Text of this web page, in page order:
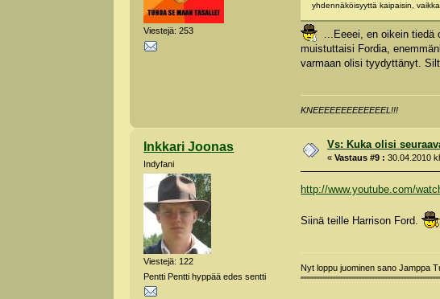
Viestejä: 253
yhdennäköisyyttä kaipaisin,
...Eeeei, en oikein tiedä
muistuttaisi Fordia,
varmaan olisi tyydyttänyt.
KNEEEEEEEEEEEEEL!!!
Inkkari Joonas
Indyfani
Viestejä: 122
Pentti Pentti hyppää edes sentti
Vs: Kuka olisi
« Vastaus #9 : 30.04.2010
http://www.youtube.com/
Siinä teille Harrison Ford.
Nyt loppu juominen sano Jamppa